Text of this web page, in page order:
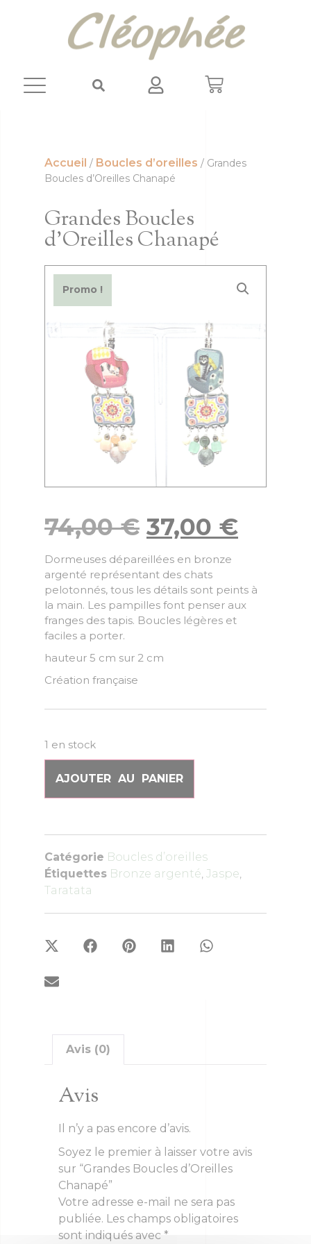
Accueil / Boucles d’oreilles / Grandes
Boucles d’Oreilles Chanapé
Grandes Boucles
d’Oreilles Chanapé
Promo !
74,00€ 37,00 €
Dormeuses dépareillées en bronze
argenté représentant des chats
pelotonnés, tous les détails sont peints à
la main. Les pampilles font penser aux
franges des tapis. Boucles légères et
faciles a porter.
hauteur 5 cm sur 2 cm
Création française
1 en stock
AJOUTER AU PANIER
Catégorie Boucles d’oreilles
Étiquettes Bronze argenté, Jaspe,
Taratata
Avis (0)
Avis
Il n’y a pas encore d’avis.
Soyez le premier à laisser votre avis
sur “Grandes Boucles d’Oreilles
Chanapé”
Votre adresse e-mail ne sera pas
publiée. Les champs obligatoires
sont indiqués avec *